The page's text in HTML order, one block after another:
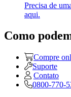
Precisa de
aqui.
Como
Compre
Suporte
Contato
0800-770-